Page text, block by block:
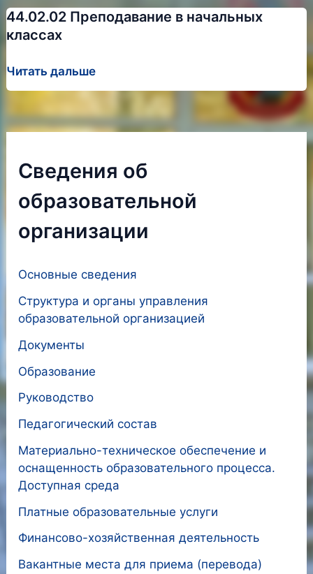
44.02.02 Преподавание в начальных
классах
44.02.02
Преподавание
начальных
Читать дальше
Сведения об
образовательной
организации
Основные сведения
Структура и органы управления
образовательной организацией
Документы
Образование
Руководство
Педагогический состав
Материально-техническое обеспечение и
оснащенность образовательного процесса.
Доступная среда
Платные образовательные услуги
Финансово-хозяйственная деятельность
Вакантные места для приема (перевода)